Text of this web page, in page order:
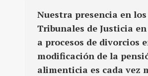
Nuestra presencia en los
Tribunales de Justicia
a procesos de divorcios
modificación de la
alimenticia es cada vez